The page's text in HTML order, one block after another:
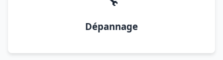
Dépannage